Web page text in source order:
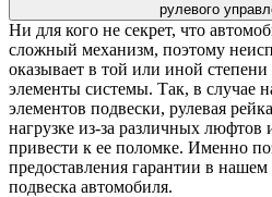
рулевого
Ни для кого не секрет, что
сложный механизм, поэтому
оказывает в той или иной
элементы системы. Так, в случае
элементов подвески, рулевая
нагрузке из-за различных люфтов
привести к ее поломке. Именно
предоставления гарантии в нашем
подвеска автомобиля.